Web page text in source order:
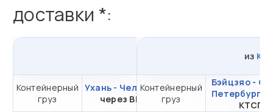
доставки *:
Контейнерный
груз
Ухань - Челябинск
через ВМТП
от 648 840,37 ₽ за
20DC
из
Контейнерный
груз
Бэйцзяо -
Петербург
КТСП